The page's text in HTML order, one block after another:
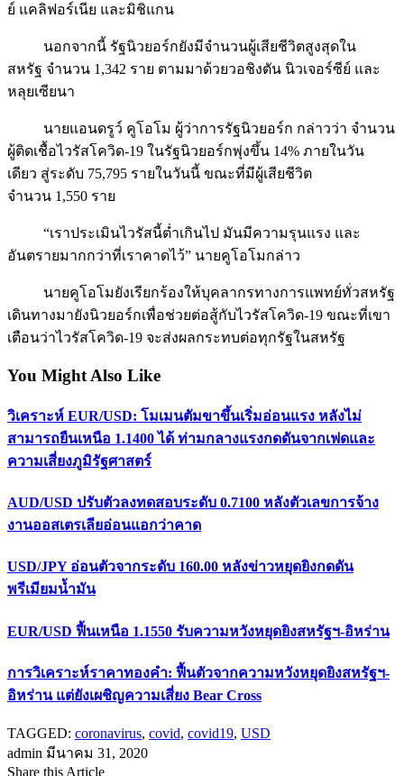
ย์ แคลิฟอร์เนีย และมิชิแกน
นอกจากนี้ รัฐนิวยอร์กยังมีจำนวนผู้เสียชีวิตสูงสุดใน
สหรัฐ จำนวน 1,342 ราย ตามมาด้วยวอชิงตัน นิวเจอร์ซีย์ และ
หลุยเซียนา
นายแอนดรูว์ คูโอโม ผู้ว่าการรัฐนิวยอร์ก กล่าวว่า จำนวน
ผู้ติดเชื้อไวรัสโควิด-19 ในรัฐนิวยอร์กพุ่งขึ้น 14% ภายในวัน
เดียว สู่ระดับ 75,795 รายในวันนี้ ขณะที่มีผู้เสียชีวิต
จำนวน 1,550 ราย
“เราประเมินไวรัสนี้ต่ำเกินไป มันมีความรุนแรง และ
อันตรายมากกว่าที่เราคาดไว้” นายคูโอโมกล่าว
นายคูโอโมยังเรียกร้องให้บุคลากรทางการแพทย์ทั่วสหรัฐ
เดินทางมายังนิวยอร์กเพื่อช่วยต่อสู้กับไวรัสโควิด-19 ขณะที่เขา
เตือนว่าไวรัสโควิด-19 จะส่งผลกระทบต่อทุกรัฐในสหรัฐ
You Might Also Like
วิเคราะห์ EUR/USD: โมเมนตัมขาขึ้นเริ่มอ่อนแรง หลังไม่
สามารถยืนเหนือ 1.1400 ได้ ท่ามกลางแรงกดดันจากเฟดและ
ความเสี่ยงภูมิรัฐศาสตร์
AUD/USD ปรับตัวลงทดสอบระดับ 0.7100 หลังตัวเลขการจ้าง
งานออสเตรเลียอ่อนแอกว่าคาด
USD/JPY อ่อนตัวจากระดับ 160.00 หลังข่าวหยุดยิงกดดัน
พรีเมียมน้ำมัน
EUR/USD ฟื้นเหนือ 1.1550 รับความหวังหยุดยิงสหรัฐฯ-อิหร่าน
การวิเคราะห์ราคาทองคำ: ฟื้นตัวจากความหวังหยุดยิงสหรัฐฯ-
อิหร่าน แต่ยังเผชิญความเสี่ยง Bear Cross
TAGGED: coronavirus, covid, covid19, USD
admin มีนาคม 31, 2020
Share this Article